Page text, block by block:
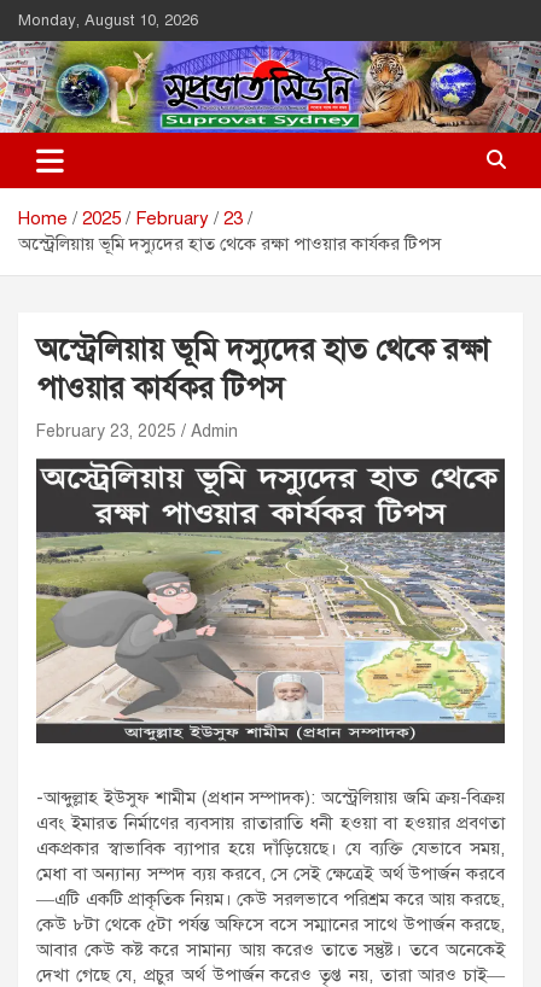
Skip
to
content
Monday, August 10, 2026
Suprovat Sydney
The Leading Bangladesh Community Newspaper In Australia
Home 2025 February
23
অস্ট্রেলিয়ায় ভূমি দস্যুদের হাত থেকে রক্ষা পাওয়ার কার্যকর টিপস
অস্ট্রেলিয়ায় ভূমি দস্যুদের হাত থেকে রক্ষা
পাওয়ার কার্যকর টিপস
February 23, 2025 Admin
-আব্দুল্লাহ ইউসুফ শামীম (প্রধান সম্পাদক): অস্ট্রেলিয়ায় জমি ক্রয়-বিক্রয়
এবং ইমারত নির্মাণের ব্যবসায় রাতারাতি ধনী হওয়া বা হওয়ার প্রবণতা
একপ্রকার স্বাভাবিক ব্যাপার হয়ে দাঁড়িয়েছে। যে ব্যক্তি যেভাবে সময়,
মেধা বা অন্যান্য সম্পদ ব্যয় করবে, সে সেই ক্ষেত্রেই অর্থ উপার্জন করবে
—এটি একটি প্রাকৃতিক নিয়ম। কেউ সরলভাবে পরিশ্রম করে আয় করছে,
কেউ ৮টা থেকে ৫টা পর্যন্ত অফিসে বসে সম্মানের সাথে উপার্জন করছে,
আবার কেউ কষ্ট করে সামান্য আয় করেও তাতে সন্তুষ্ট। তবে অনেকেই
দেখা গেছে যে, প্রচুর অর্থ উপার্জন করেও তৃপ্ত নয়, তারা আরও চাই—